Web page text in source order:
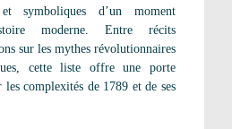
symboliques d’un moment
moderne. Entre récits
sur les mythes révolutionnaires
cette liste offre une porte
les complexités de 1789 et de ses